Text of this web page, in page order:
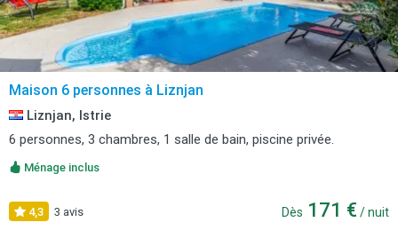
Maison 6 personnes à Liznjan
Liznjan, Istrie
6 personnes, 3 chambres, 1 salle de bain, piscine privée.
Ménage inclus
4,3 3 avis Dès 171 € / nuit